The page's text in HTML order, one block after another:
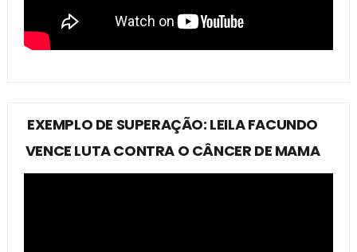
EXEMPLO DE SUPERAÇÃO: LEILA FACUNDO
VENCE LUTA CONTRA O CÂNCER DE MAMA